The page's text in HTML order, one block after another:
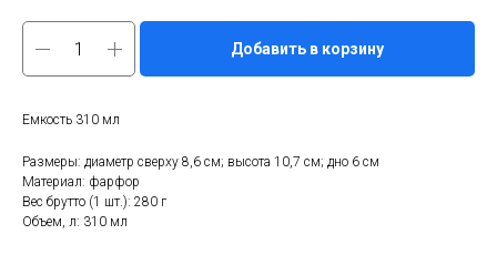
Добавить в корзину
Емкость 310 мл
Размеры: диаметр сверху 8,6 см; высота 10,7 см; дно 6 см
Материал: фарфор
Вес брутто (1 шт.): 280 г
Объем, л: 310 мл